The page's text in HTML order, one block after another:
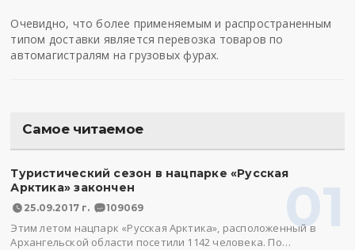
Очевидно, что более применяемым и распространенным
типом доставки является перевозка товаров по
автомагистралям на грузовых фурах.
Самое читаемое
01
Туристический сезон в нацпарке «Русская
Арктика» закончен
25.09.2017 г. 109069
Этим летом нацпарк «Русская Арктика», расположенный в
Архангельской области посетили 1142 человека. По…